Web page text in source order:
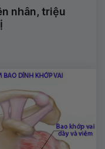
nhân, triệu